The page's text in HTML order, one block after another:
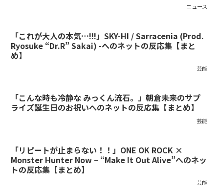
ニュース
「これが大人の本気…!!!」SKY-HI / Sarracenia (Prod.
Ryosuke “Dr.R” Sakai) -へのネットの反応集【まと
め】
芸能
「こんな時も冷静な みっくん流石。」朝倉未来のサプ
ライズ誕生日のお祝いへのネットの反応集【まとめ】
芸能
「リピートが止まらない！！」ONE OK ROCK ×
Monster Hunter Now – “Make It Out Alive”へのネッ
トの反応集【まとめ】
芸能